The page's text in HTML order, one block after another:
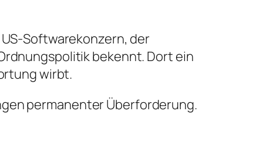
Softwarekonzern, der
bekennt. Dort ein
wirbt.
permanenter Überforderung.